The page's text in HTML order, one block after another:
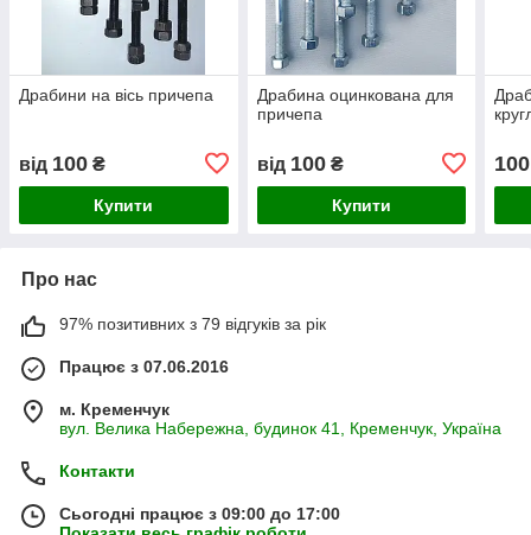
Драбини на вісь причепа
від 100 ₴
Купити
Драбина оцинкована для
причепа
від 100₴
Купити
100
Про нас
97% позитивних з 79 відгуків за рік
Працює з 07.06.2016
м. Кременчук
вул. Велика Набережна, будинок 41, Кременчук, Україна
Контакти
Сьогодні працює з 09:00 до 17:00